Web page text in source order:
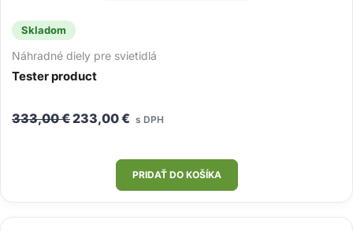
Skladom
Náhradné diely pre svietidlá
Tester product
333,00€Pôvodná
333,00 €.
233,00€ Aktuálna
233,00 €.
s DPH
PRIDAŤ DO KOŠÍKA